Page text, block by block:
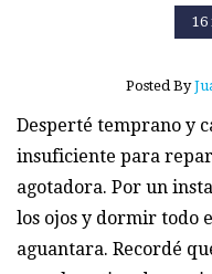
16
Posted By
Desperté temprano y
insuficiente para
agotadora. Por un
los ojos y dormir todo
aguantara. Recordé